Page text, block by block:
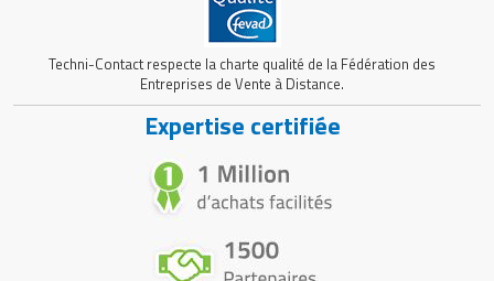
Techni-Contact respecte la charte qualité de la Fédération des
Entreprises de Vente à Distance.
Expertise certifiée